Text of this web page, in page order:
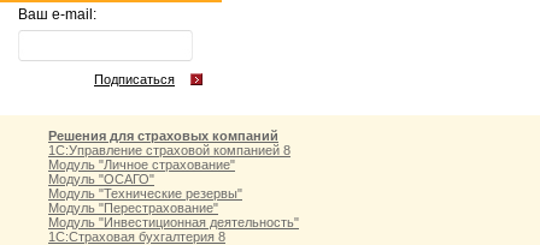
Ваш e-mail:
Подписаться
Решения для страховых компаний
1С:Управление страховой компанией 8
Модуль "Личное страхование"
Модуль "ОСАГО"
Модуль "Технические резервы"
Модуль "Перестрахование"
Модуль "Инвестиционная деятельность"
1С:Страховая бухгалтерия 8